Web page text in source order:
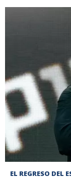
EL REGRESO DEL